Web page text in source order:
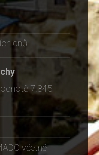
dnů
7.845
včetně